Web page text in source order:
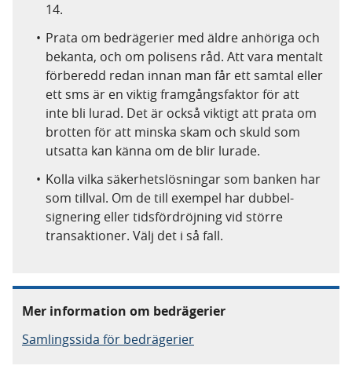
14.
Prata om bedrägerier med äldre anhöriga och
bekanta, och om polisens råd. Att vara mentalt
förberedd redan innan man får ett samtal eller
ett sms är en viktig framgångsfaktor för att
inte bli lurad. Det är också viktigt att prata om
brotten för att minska skam och skuld som
utsatta kan känna om de blir lurade.
Kolla vilka säkerhetslösningar som banken har
som tillval. Om de till exempel har dubbel-
signering eller tidsfördröjning vid större
transaktioner. Välj det i så fall.
Mer information om bedrägerier
Samlingssida för bedrägerier